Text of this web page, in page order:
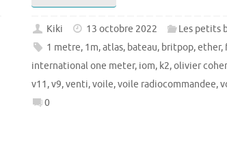
Kiki 13 octobre 2022
Les petits
1 metre, 1m,atlas, bateau, britpop,ether,
international one meter, iom, k2,olivier
v11,v9,venti,voile,voile radiocommandee,
0